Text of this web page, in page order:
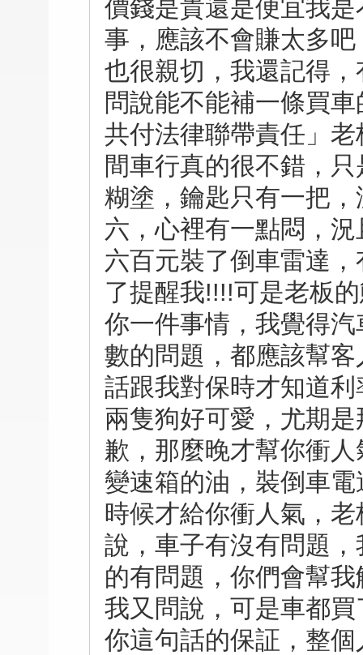
價錢是貴還是便宜我
事，應該不會賺太多
也很親切，我還記得
問說能不能補一條買
共付法律聯帶責任」
間車行真的很不錯，
糊塗，鑰匙只有一把
六，心裡有一點悶，
六百元裝了倒車雷達
了提醒我!!!!可是老板
你一件事情，我覺得
數的問題，都應該幫
話跟我對保時才知道
兩隻狗好可愛，尤期
歉，那麼晚才幫你衝
變速箱的油，裝倒車
時候才給你衝人氣，
說，車子有沒有問題
的有問題，你們會幫
我又問說，可是車都
你這句話的保証，整